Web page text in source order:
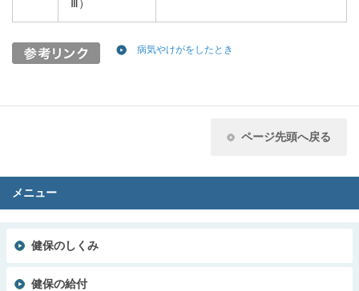
Ⅲ）
病気やけがをしたとき
ページ先頭へ戻る
メニュー
健保のしくみ
健保の給付